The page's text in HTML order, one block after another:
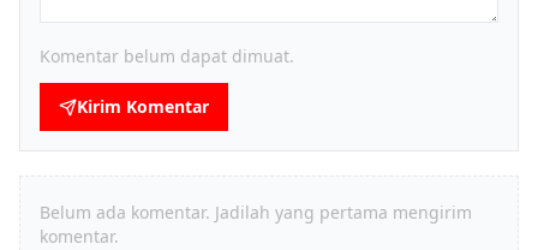
Komentar belum dapat dimuat.
Kirim Komentar
Belum ada komentar. Jadilah yang pertama mengirim
komentar.